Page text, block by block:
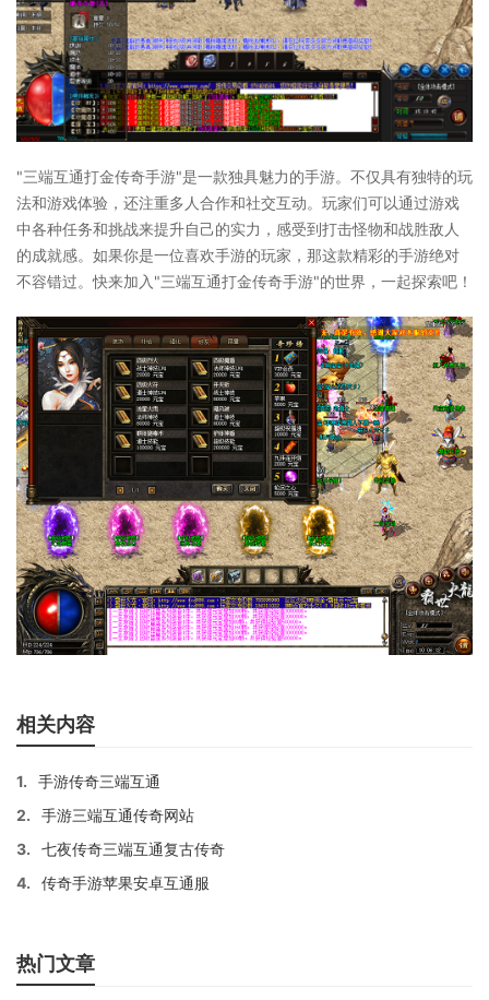
"三端互通打金传奇手游"是一款独具魅力的手游。不仅具有独特的玩
法和游戏体验，还注重多人合作和社交互动。玩家们可以通过游戏
中各种任务和挑战来提升自己的实力，感受到打击怪物和战胜敌人
的成就感。如果你是一位喜欢手游的玩家，那这款精彩的手游绝对
不容错过。快来加入"三端互通打金传奇手游"的世界，一起探索吧！
相关内容
1.
手游传奇三端互通
2.
手游三端互通传奇网站
3.
七夜传奇三端互通复古传奇
4.
传奇手游苹果安卓互通服
热门文章